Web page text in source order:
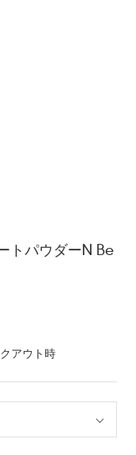
トパウダーN Be
アウト時